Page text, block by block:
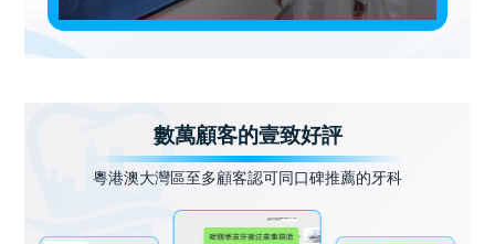
數萬顧客的壹致好評
粵港澳大灣區至多顧客認可同口碑推薦的牙科